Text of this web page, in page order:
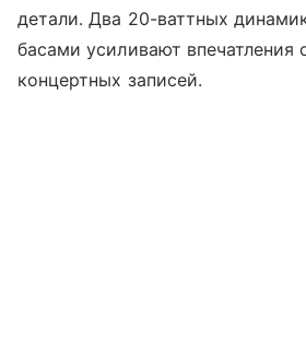
детали. Два 20-ваттных
басами усиливают впечатления
концертных записей.